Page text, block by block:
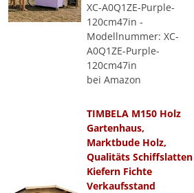
XC-A0Q1ZE-Purple-
120cm47in -
Modellnummer: XC-
A0Q1ZE-Purple-
120cm47in
bei Amazon
TIMBELA M150 Holz
Gartenhaus,
Marktbude Holz,
Qualitäts Schiffslatten
Kiefern Fichte
Verkaufsstand